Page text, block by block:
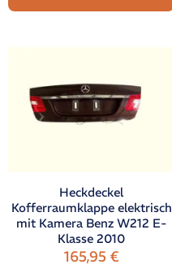
Heckdeckel
Kofferraumklappe elektrisch
mit Kamera Benz W212 E-
Klasse 2010
165,95 €